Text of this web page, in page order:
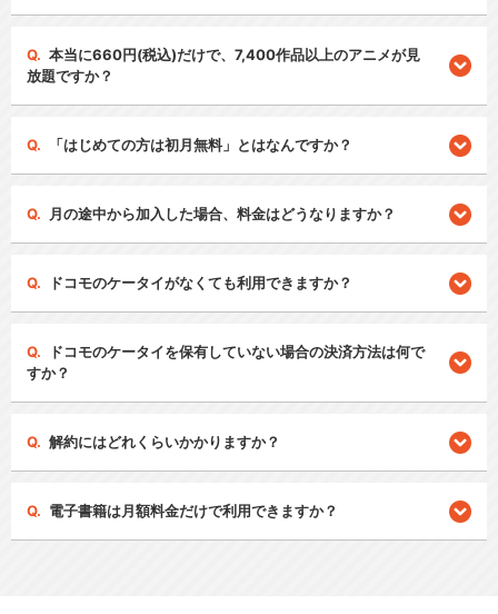
本当に660円(税込)だけで、7,400作品以上のアニメが見
放題ですか？
「はじめての方は初月無料」とはなんですか？
月の途中から加入した場合、料金はどうなりますか？
ドコモのケータイがなくても利用できますか？
ドコモのケータイを保有していない場合の決済方法は何で
すか？
解約にはどれくらいかかりますか？
電子書籍は月額料金だけで利用できますか？